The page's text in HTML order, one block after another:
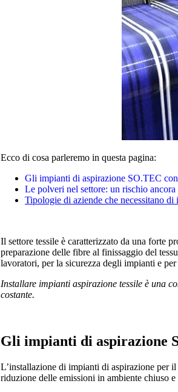
Ecco di cosa parleremo in questa pagina:
Gli impianti di aspirazione SO.TEC
Le polveri nel settore: un rischio
Tipologie di aziende che necessitano di
Il settore tessile è caratterizzato da una forte
preparazione delle fibre al finissaggio del
lavoratori, per la sicurezza degli impianti e
Installare impianti aspirazione tessile è una
costante.
Gli impianti di aspirazione
L’installazione di impianti di aspirazione per
riduzione delle emissioni in ambiente chiuso